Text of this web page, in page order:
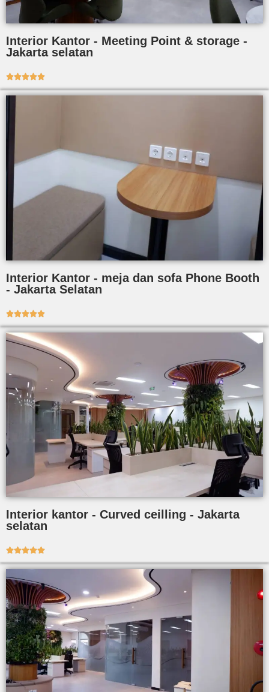
Interior Kantor - Meeting Point & storage -
Jakarta selatan

Interior Kantor - meja dan sofa Phone Booth
- Jakarta Selatan

Interior kantor - Curved ceilling - Jakarta
selatan
